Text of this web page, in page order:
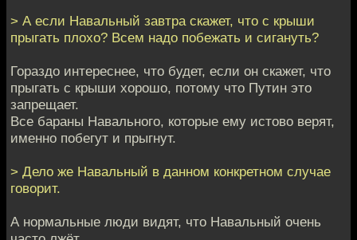
> А если Навальный завтра скажет, что с крыши
прыгать плохо? Всем надо побежать и сигануть?
Гораздо интереснее, что будет, если он скажет, что
прыгать с крыши хорошо, потому что Путин это
запрещает.
Все бараны Навального, которые ему истово верят,
именно побегут и прыгнут.
> Дело же Навальный в данном конкретном случае
говорит.
А нормальные люди видят, что Навальный очень